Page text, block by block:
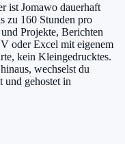
ist Jomawo dauerhaft
zu 160 Stunden pro
Projekte, Berichten
oder Excel mit eigenem
kein Kleingedrucktes.
wechselst du
gehostet in